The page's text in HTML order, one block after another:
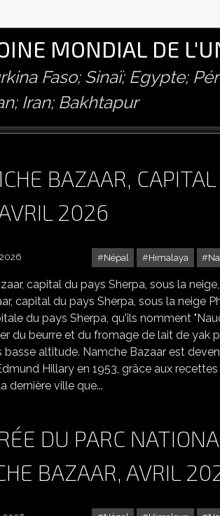
MONDIAL DE
Faso; Sinaï; Egypte;
Iran; Bakhtapur
BAZAAR,
2026
Népal Himalaya
NAMCHE
capital du pays Sherpa, sous la neige
du pays Sherpa, qu'ils nomment
du beurre et du fromage de lait de yak
basse altitude. Namche Bazaar est
Hillary en 1953, grâce aux
dernière ville que...
DU PARC
BAZAAR, AVRIL